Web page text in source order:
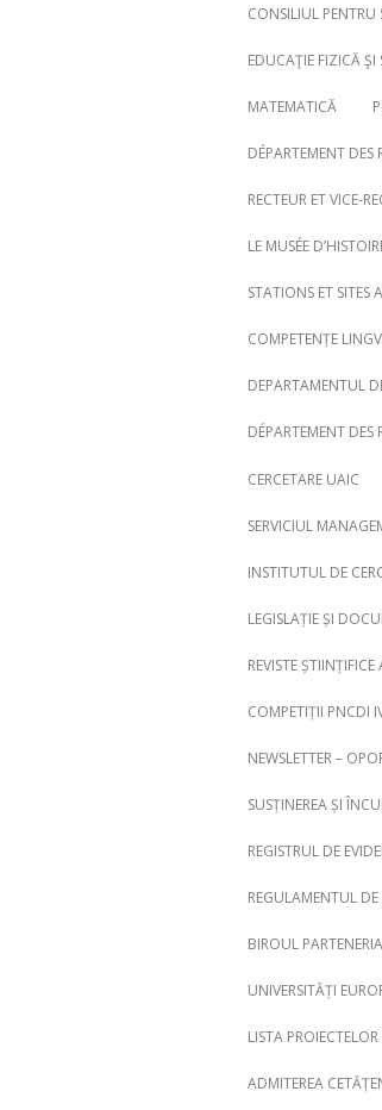
Search
CONSILIUL PENTRU
EDUCAŢIE FIZICĂ ŞI
MATEMATICĂ
DÉPARTEMENT
RECTEUR ET VICE-
LE MUSÉE
STATIONS ET SITES
COMPETENȚE
DEPARTAMENTUL
DÉPARTEMENT
CERCETARE UAIC
SERVICIUL
INSTITUTUL DE
LEGISLAȚIE ȘI
REVISTE ȘTIINȚIFICE
COMPETIȚII PNCDI
NEWSLETTER –
SUSȚINEREA ȘI
REGISTRUL DE
REGULAMENTUL
BIROUL
UNIVERSITĂȚI
LISTA
ADMITEREA